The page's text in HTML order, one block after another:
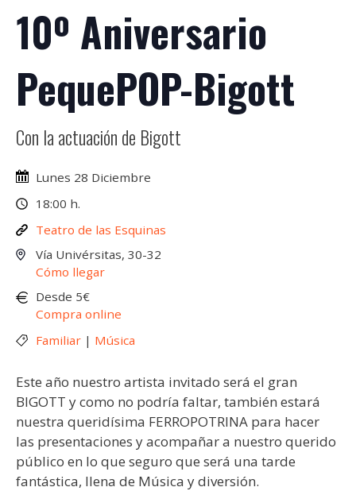
10º Aniversario
PequePOP-Bigott
Con la actuación de Bigott
Lunes 28 Diciembre
18:00 h.
Teatro de las Esquinas
Vía Univérsitas, 30-32
Cómo llegar
Desde 5€
Compra online
Familiar | Música
Este año nuestro artista invitado será el gran
BIGOTT y como no podría faltar, también estará
nuestra queridísima FERROPOTRINA para hacer
las presentaciones y acompañar a nuestro querido
público en lo que seguro que será una tarde
fantástica, llena de Música y diversión.